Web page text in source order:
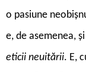
o pasiune
e, de asemenea,
eticii neuitării. E,